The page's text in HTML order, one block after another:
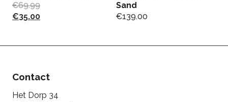
€69.99
€35.00
Sand
€139.00
Contact
Het Dorp 34